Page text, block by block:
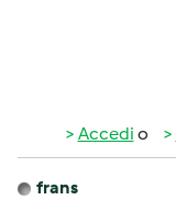
Accedi o
frans